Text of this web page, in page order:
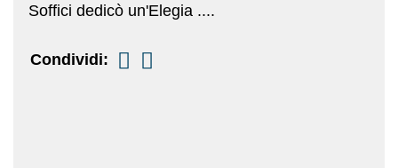
Soffici dedicò un'Elegia ....
Condividi: